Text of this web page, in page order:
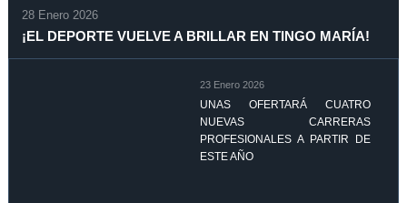
28 Enero 2026
¡EL DEPORTE VUELVE A BRILLAR EN TINGO MARÍA!
23 Enero 2026
UNAS OFERTARÁ CUATRO
NUEVAS CARRERAS
PROFESIONALES A PARTIR DE
ESTE AÑO